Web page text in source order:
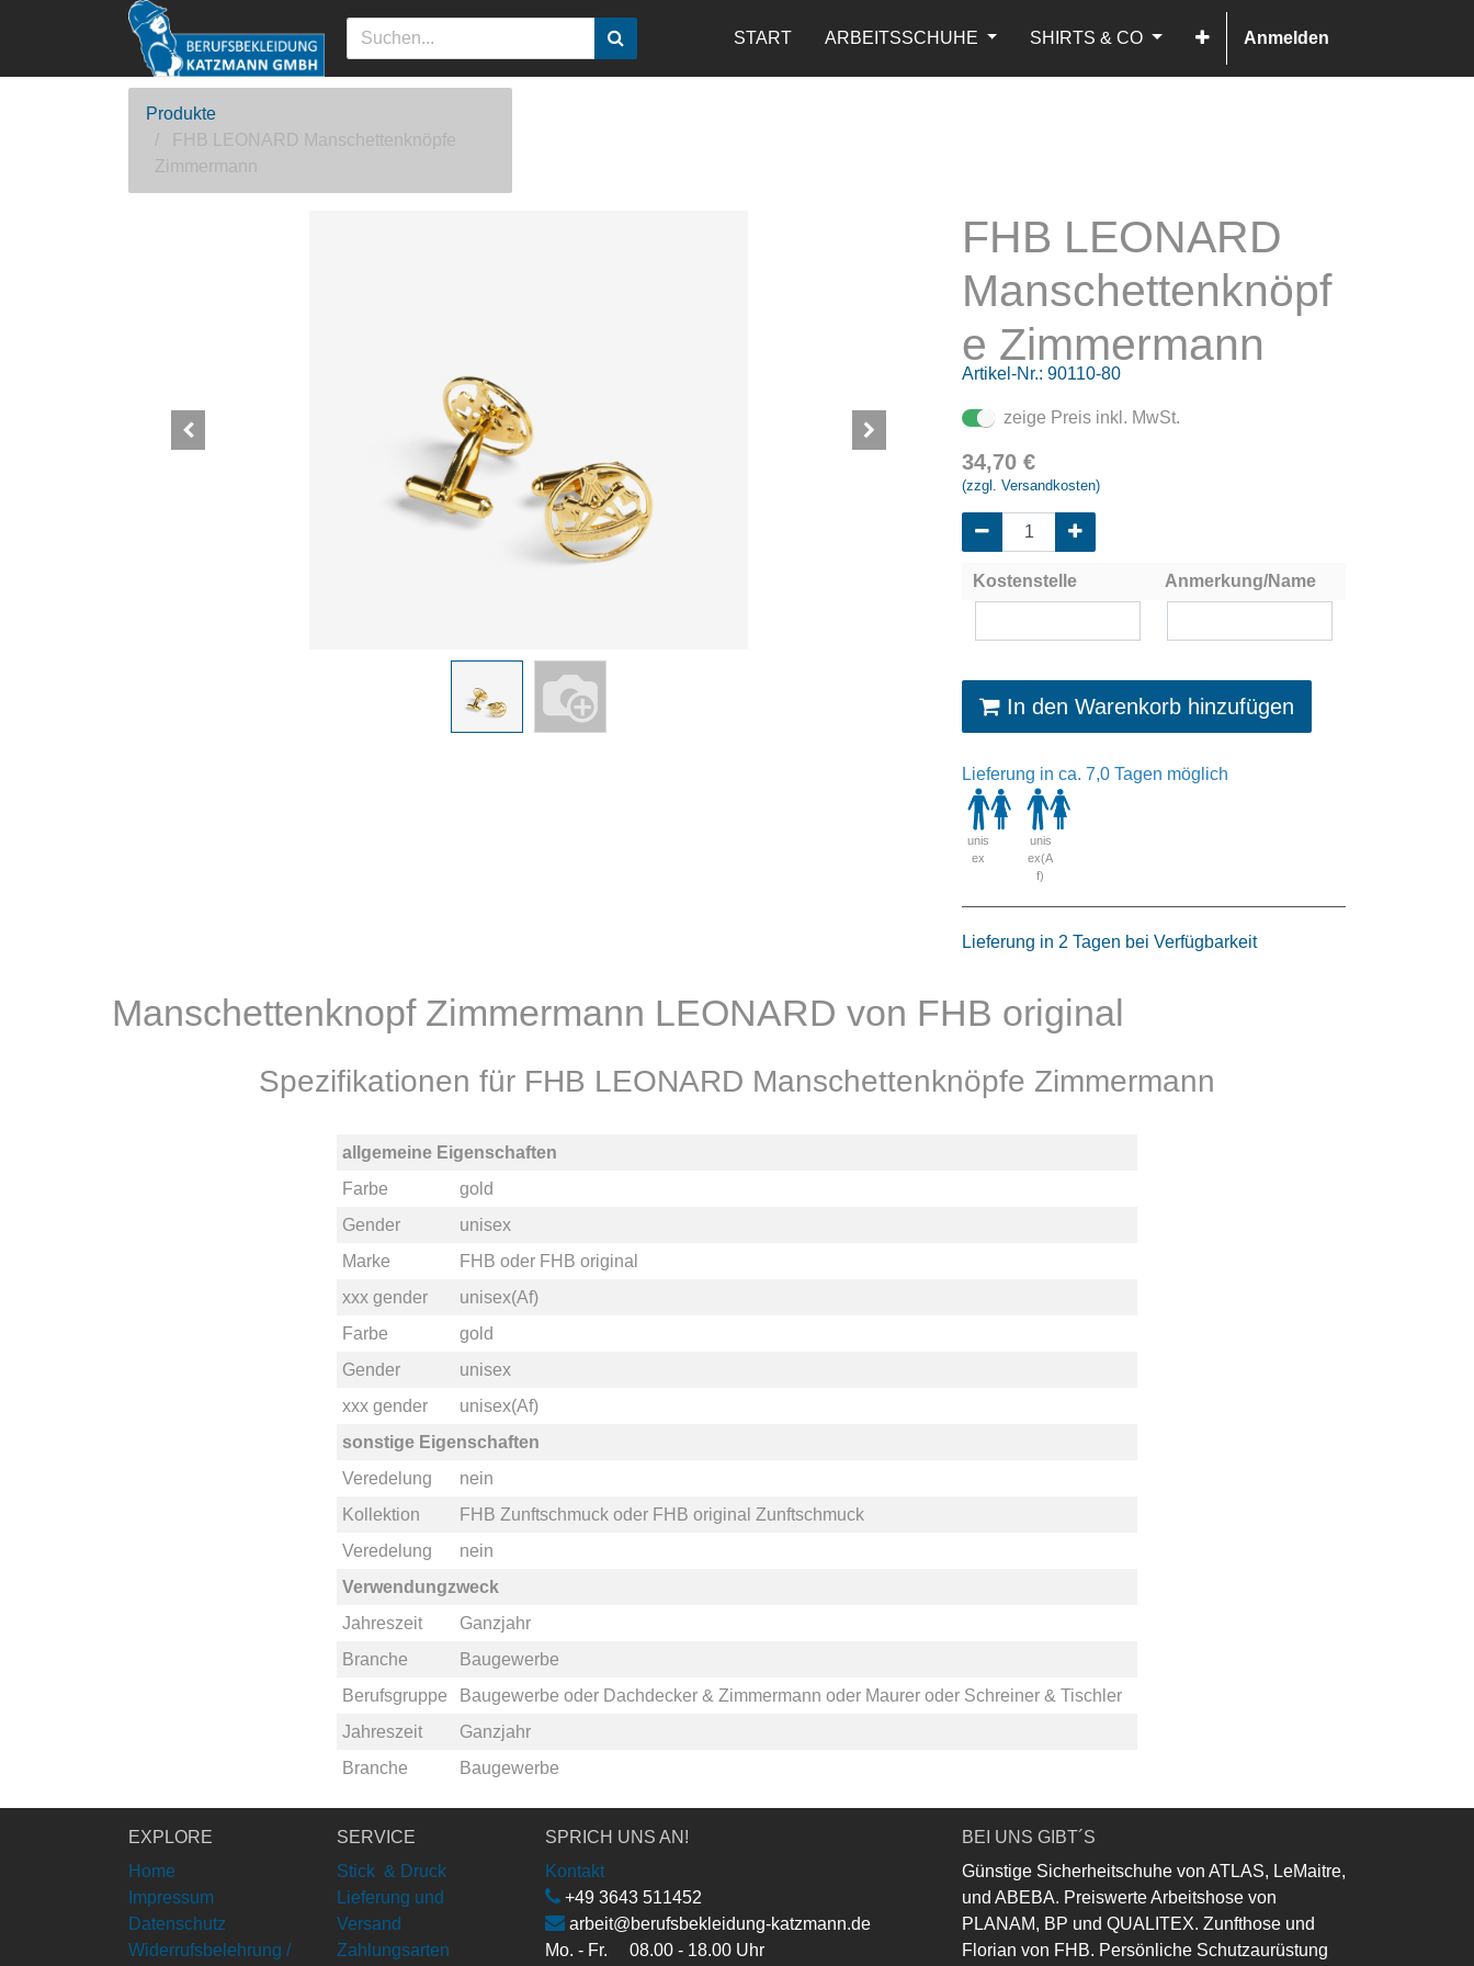
START ARBEITSSCHUHE SHIRTS & CO Anmelden
Produkte
FHB LEONARD Manschettenknöpfe
Zimmermann
FHB LEONARD
Manschettenknöpf
e Zimmermann
Artikel-Nr.: 90110-80
zeige Preis inkl. MwSt.
34,70 €
(zzgl. Versandkosten)
Kostenstelle Anmerkung/Name
In den Warenkorb hinzufügen
Lieferung in ca. 7,0 Tagen möglich
unis
ex
unis
ex(A
f)
Lieferung in 2 Tagen bei Verfügbarkeit
Manschettenknopf Zimmermann LEONARD von FHB original
Spezifikationen für FHB LEONARD Manschettenknöpfe Zimmermann
allgemeine Eigenschaften
Farbe
gold
Gender
unisex
Marke
FHB oder FHB original
xxx gender
unisex(Af)
Farbe
gold
Gender
unisex
xxx gender
unisex(Af)
sonstige Eigenschaften
Veredelung
nein
Kollektion
FHB Zunftschmuckoder FHB original Zunftschmuck
Veredelung
nein
Verwendungzweck
Jahreszeit
Ganzjahr
Branche
Baugewerbe
Berufsgruppe
Baugewerbe oder Dachdecker & Zimmermann oder Maureroder Schreiner & Tischler
Jahreszeit
Ganzjahr
Branche
Baugewerbe
EXPLORE
Home
Impressum
Datenschutz
Widerrufsbelehrung /
SERVICE
Stick & Druck
Lieferung und
Versand
Zahlungsarten
SPRICH UNS AN!
Kontakt
+49 3643 511452
arbeit@berufsbekleidung-katzmann.de
Mo. - Fr. 08.00 - 18.00 Uhr
BEI UNS GIBT´S
Günstige Sicherheitschuhe von ATLAS, LeMaitre,
und ABEBA. Preiswerte Arbeitshose von
PLANAM, BP und QUALITEX. Zunfthose und
Florian von FHB. Persönliche Schutzaurüstung